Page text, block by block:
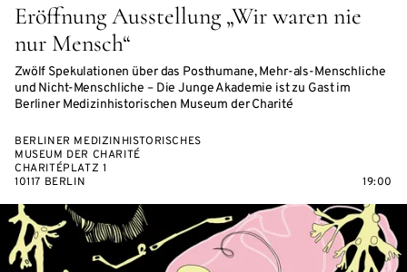
Eröffnung Ausstellung „Wir waren nie
nur Mensch“
Zwölf Spekulationen über das Posthumane, Mehr-als-Menschliche
und Nicht-Menschliche – Die Junge Akademie ist zu Gast im
Berliner Medizinhistorischen Museum der Charité
BERLINER MEDIZINHISTORISCHES
MUSEUM DER CHARITÉ
CHARITÉPLATZ 1
10117 BERLIN
19:00